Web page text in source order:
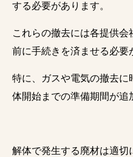
する必要があります。
これらの撤去には各提供
前に手続きを済ませる必要
特に、ガスや電気の撤去
体開始までの準備期間が追
解体で発生する廃材は適切